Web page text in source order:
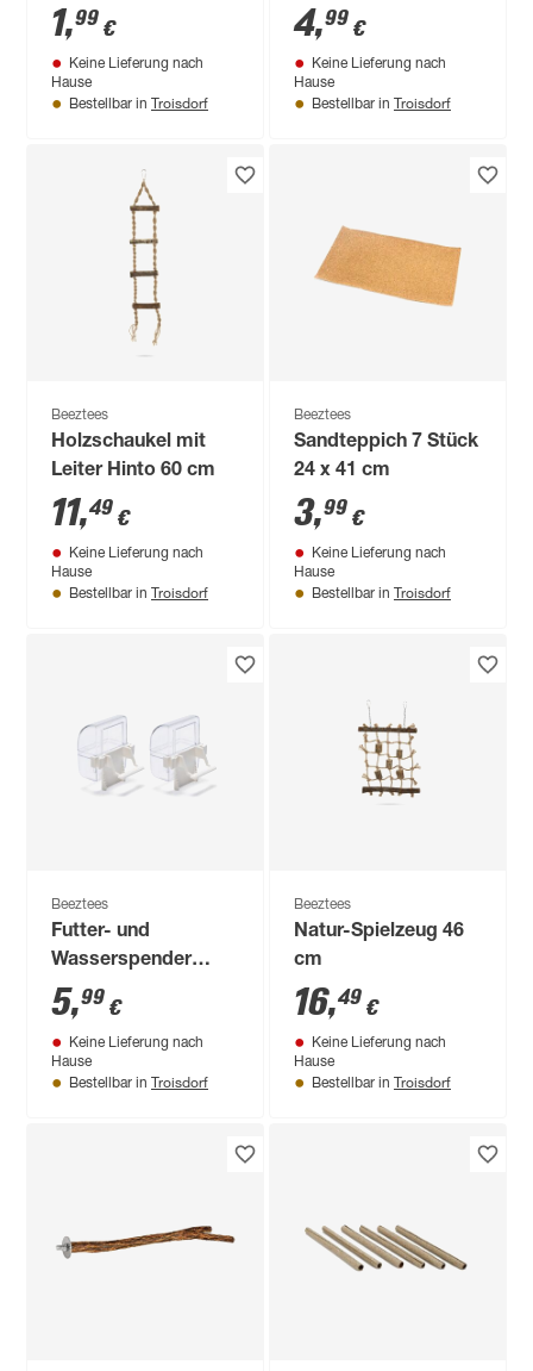
1,99 €
Keine Lieferung nach
Hause
Bestellbar in Troisdorf
4,99 €
Keine Lieferung nach
Hause
Bestellbar in Troisdorf
Beeztees
Holzschaukel mit
Leiter Hinto 60 cm
11,49 €
Keine Lieferung nach
Hause
Bestellbar in Troisdorf
Beeztees
Sandteppich 7 Stück
24 x 41 cm
3,99 €
Keine Lieferung nach
Hause
Bestellbar in Troisdorf
Beeztees
Futter- und
Wasserspender
weiss 2er Set
5,99 €
Keine Lieferung nach
Hause
Bestellbar in Troisdorf
Beeztees
Natur-Spielzeug 46
cm
16,49 €
Keine Lieferung nach
Hause
Bestellbar in Troisdorf